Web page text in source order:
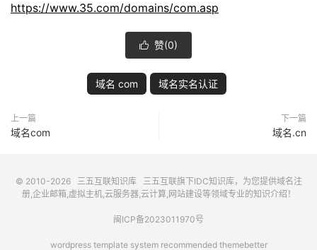
https://www.35.com/domains/com.asp
 赞(0)
域名 com 域名实名认证
上一篇
域名com
下一篇
域名.cn
© 2010-2026 三五互联知识库 三五互联旗下IDC知识库，为您提供域名注
册,企业邮箱,虚拟主机,云服务器,云计算,网站建设等领域专业的知识介绍！
闽ICP备2023011970号
wordpress template system recommended themebetter